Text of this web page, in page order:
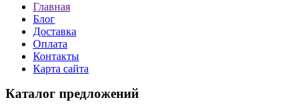
Главная
Блог
Доставка
Оплата
Контакты
Карта сайта
Каталог предложений